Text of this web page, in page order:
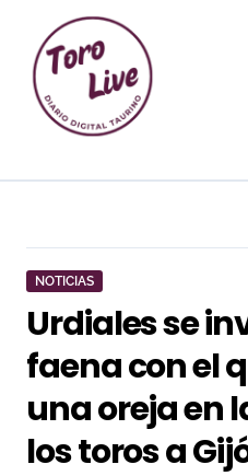
contenido
NOTICIAS
Urdiales se
faena con el
una oreja en
los toros a